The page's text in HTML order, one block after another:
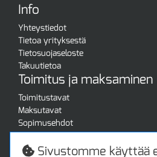
Info
Yhteystiedot
Tietoa yrityksestä
Tietosuojaseloste
Takuutietoa
Toimitus ja maksaminen
Toimitustavat
Maksutavat
Sopimusehdot
Turvallista ostamista
Jälleenmyyjille
Sivustomme käyttää